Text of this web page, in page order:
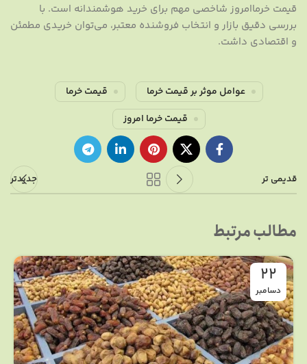
قیمت خرماامروز شاخصی مهم برای خرید هوشمندانه است. با
بررسی دقیق بازار و انتخاب فروشنده معتبر، می‌توان خریدی مطمئن
و اقتصادی داشت.
عوامل موثر بر قیمت خرما
قیمت خرما
قیمت خرما امروز
جدیدتر قدیمی تر
مطالب مرتبط
22
دسامبر